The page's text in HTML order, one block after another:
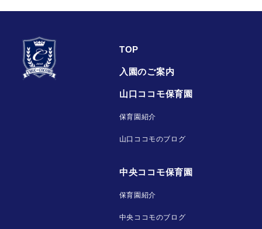
TOP
入園のご案内
山口ココモ保育園
保育園紹介
山口ココモのブログ
中央ココモ保育園
保育園紹介
中央ココモのブログ